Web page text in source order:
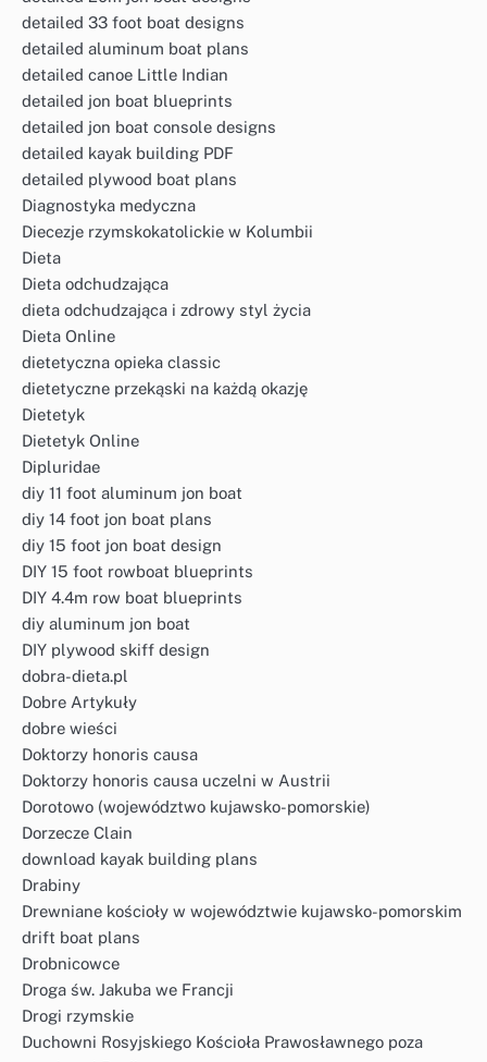
detailed 33 foot boat designs
detailed aluminum boat plans
detailed canoe Little Indian
detailed jon boat blueprints
detailed jon boat console designs
detailed kayak building PDF
detailed plywood boat plans
Diagnostyka medyczna
Diecezje rzymskokatolickie w Kolumbii
Dieta
Dieta odchudzająca
dieta odchudzająca i zdrowy styl życia
Dieta Online
dietetyczna opieka classic
dietetyczne przekąski na każdą okazję
Dietetyk
Dietetyk Online
Dipluridae
diy 11 foot aluminum jon boat
diy 14 foot jon boat plans
diy 15 foot jon boat design
DIY 15 foot rowboat blueprints
DIY 4.4m row boat blueprints
diy aluminum jon boat
DIY plywood skiff design
dobra-dieta.pl
Dobre Artykuły
dobre wieści
Doktorzy honoris causa
Doktorzy honoris causa uczelni w Austrii
Dorotowo (województwo kujawsko-pomorskie)
Dorzecze Clain
download kayak building plans
Drabiny
Drewniane kościoły w województwie kujawsko-pomorskim
drift boat plans
Drobnicowce
Droga św. Jakuba we Francji
Drogi rzymskie
Duchowni Rosyjskiego Kościoła Prawosławnego poza